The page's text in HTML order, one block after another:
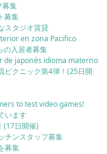
募集
募集
スタジオ賃貸
en zona Pacifico
の入居者募集
de japonés idioma materno
ピクニック第4弾！(25日開
to test video games!
います
(17日開催)
チンスタッフ募集
募集